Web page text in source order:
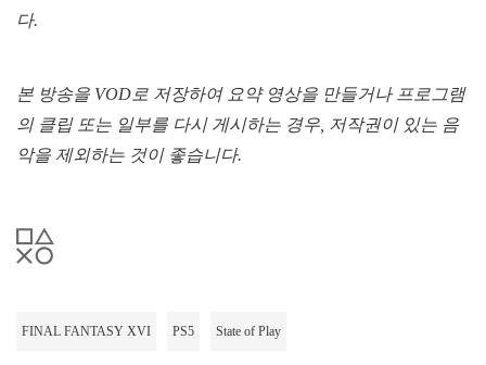
다.
본 방송을 VOD 로 저장하여 요약 영상을 만들거나 프로그램
의 클립 또는 일부를 다시 게시하는 경우 저작권이 있는 음
악을 제외하는 것이 좋습니다.
FINAL FANTASY XVI PS5 State of Play